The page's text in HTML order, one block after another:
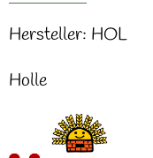
Hersteller: HOL
Holle